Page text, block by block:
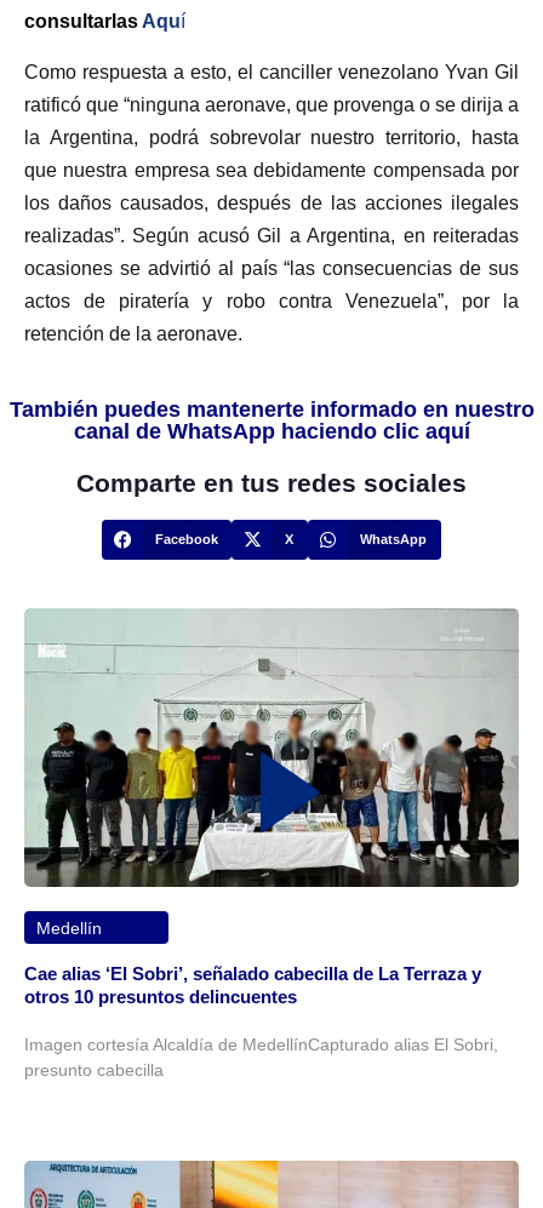
consultarlas Aquí
Como respuesta a esto, el canciller venezolano Yvan Gil
ratificó que “ninguna aeronave, que provenga o se dirija a
la Argentina, podrá sobrevolar nuestro territorio, hasta
que nuestra empresa sea debidamente compensada por
los daños causados, después de las acciones ilegales
realizadas”. Según acusó Gil a Argentina, en reiteradas
ocasiones se advirtió al país “las consecuencias de sus
actos de piratería y robo contra Venezuela”, por la
retención de la aeronave.
También puedes mantenerte informado en nuestro
canal de WhatsApp haciendo clic aquí
Comparte en tus redes sociales
Facebook X WhatsApp
Medellín
Cae alias ‘El Sobri’, señalado cabecilla de La Terraza y
otros 10 presuntos delincuentes
Imagen cortesía Alcaldía de MedellínCapturado alias El Sobri,
presunto cabecilla